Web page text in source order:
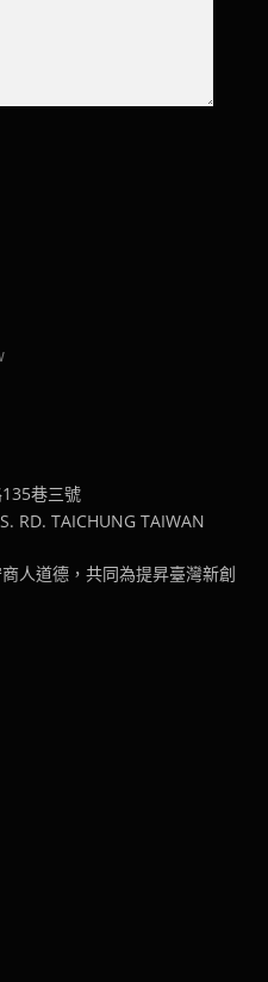
巷三號
RD. TAICHUNG TAIWAN
人道德，共同為提昇臺灣新創